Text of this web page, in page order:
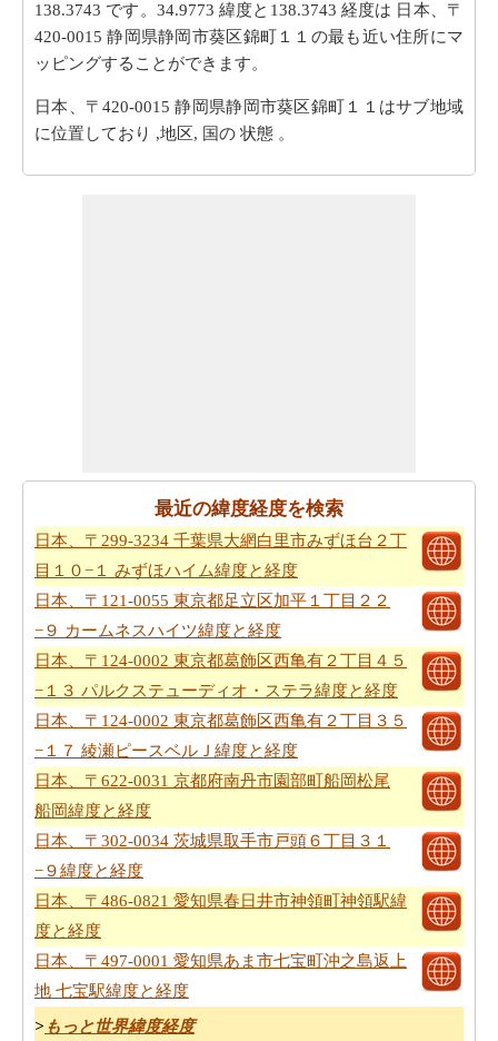
138.3743 です。34.9773 緯度と138.3743 経度は 日本、〒
420-0015 静岡県静岡市葵区錦町１１の最も近い住所にマ
ッピングすることができます。
日本、〒420-0015 静岡県静岡市葵区錦町１１はサブ地域
に位置しており ,地区, 国の 状態 。
最近の緯度経度を検索
日本、〒299-3234 千葉県大網白里市みずほ台２丁
目１０−１ みずほハイム緯度と経度
日本、〒121-0055 東京都足立区加平１丁目２２
−９ カームネスハイツ緯度と経度
日本、〒124-0002 東京都葛飾区西亀有２丁目４５
−１３ パルクステューディオ・ステラ緯度と経度
日本、〒124-0002 東京都葛飾区西亀有２丁目３５
−１７ 綾瀬ピースベルＪ緯度と経度
日本、〒622-0031 京都府南丹市園部町船岡松尾
船岡緯度と経度
日本、〒302-0034 茨城県取手市戸頭６丁目３１
−９緯度と経度
日本、〒486-0821 愛知県春日井市神領町神領駅緯
度と経度
日本、〒497-0001 愛知県あま市七宝町沖之島返上
地 七宝駅緯度と経度
> もっと世界緯度経度